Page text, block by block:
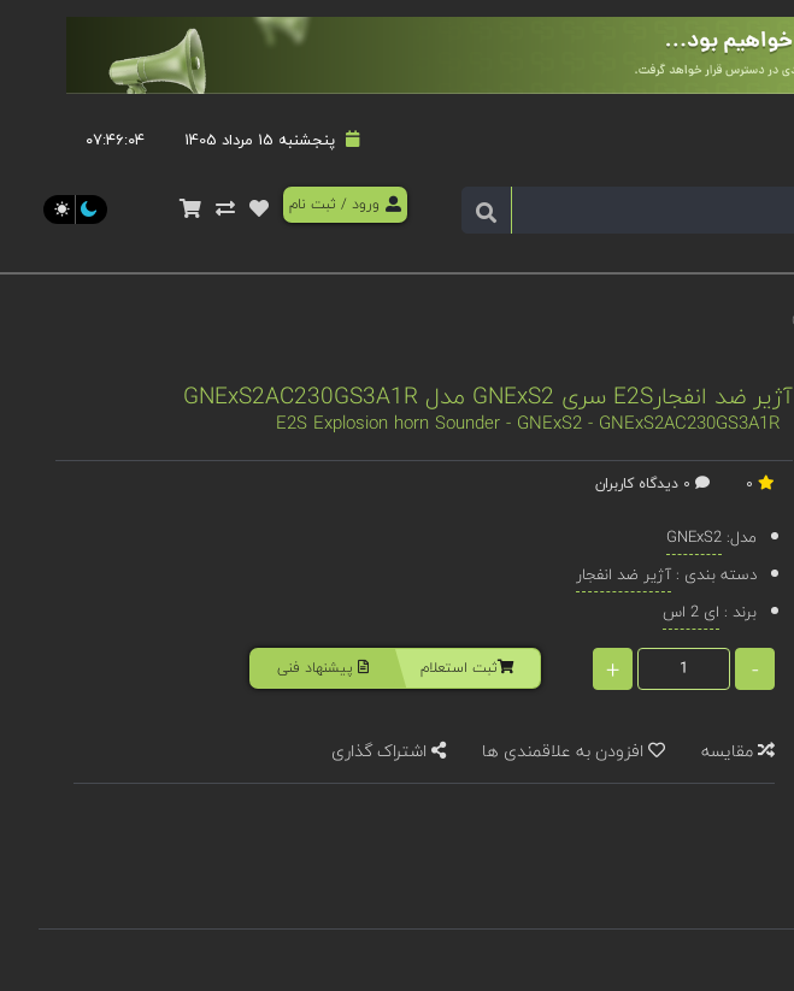
پنجشنبه 15 مرداد 1405 ۰۷:۴۶:۰۴
ورود / ثبت نام
آژیر ضد انفجارE2S سری GNExS2 مدل GNExS2AC230GS3A1R
E2S Explosion horn Sounder - GNExS2 - GNExS2AC230GS3A1R
مدل: GNExS2
دسته بندی : آژیر ضد انفجار
برند : ای 2 اس
-
+ ثبت استعلام پیشنهاد فنی
مقایسه افزودن به علاقمندی ها اشتراک گذاری